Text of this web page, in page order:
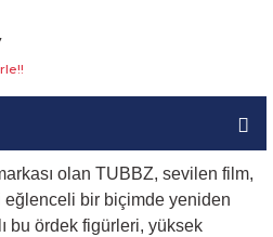
olan TUBBZ, sevilen film,
bir biçimde yeniden
bu ördek figürleri, yüksek